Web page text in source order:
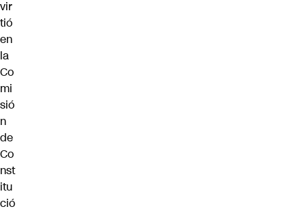
vir
tió
en
la
Co
mi
sió
n
de
Co
nst
itu
ció